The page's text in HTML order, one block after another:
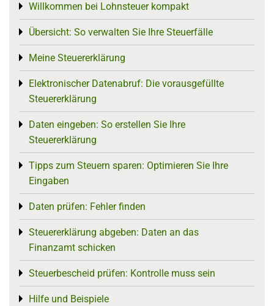
Willkommen bei Lohnsteuer kompakt
Toggle menu
Übersicht: So verwalten Sie Ihre Steuerfälle
Toggle menu
Meine Steuererklärung
Toggle menu
Elektronischer Datenabruf: Die vorausgefüllte
Steuererklärung
Toggle menu
Daten eingeben: So erstellen Sie Ihre
Steuererklärung
Toggle menu
Tipps zum Steuern sparen: Optimieren Sie Ihre
Eingaben
Toggle menu
Daten prüfen: Fehler finden
Toggle menu
Steuererklärung abgeben: Daten an das
Finanzamt schicken
Toggle menu
Steuerbescheid prüfen: Kontrolle muss sein
Toggle menu
Hilfe und Beispiele
Toggle menu